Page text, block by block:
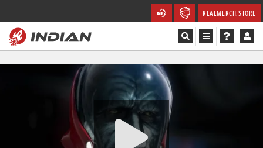
REALMERCH.STORE